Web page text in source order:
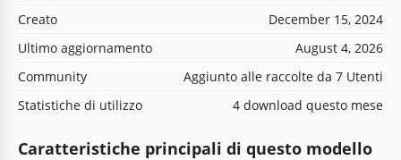
Creato
December 15, 2024
Ultimo aggiornamento
August 4, 2026
Community
Aggiunto alle raccolte da 7 Utenti
Statistiche di utilizzo
4 download questo mese
Caratteristiche principali di questo modello